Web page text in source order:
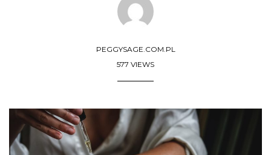
PEGGYSAGE.COM.PL
577 VIEWS